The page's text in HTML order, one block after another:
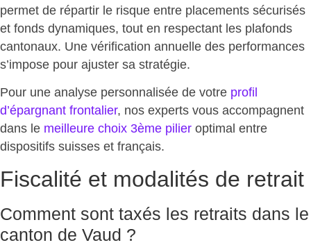
permet de répartir le risque entre placements sécurisés
et fonds dynamiques, tout en respectant les plafonds
cantonaux. Une vérification annuelle des performances
s’impose pour ajuster sa stratégie.
Pour une analyse personnalisée de votre profil
d’épargnant frontalier, nos experts vous accompagnent
dans le meilleure choix 3ème pilier optimal entre
dispositifs suisses et français.
Fiscalité et modalités de retrait
Comment sont taxés les retraits dans le
canton de Vaud ?